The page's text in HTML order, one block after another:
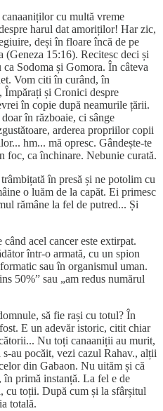
cu multă vreme
harul dat amoriților! Har zic,
deși în floare încă de pe
(Geneza 15:16). Recitesc deci și
Sodoma și Gomora. În câteva
Vom citi în curând, în
Împărați și Cronici despre
în copie după neamurile țării.
în războaie, ci sânge
arderea propriilor copii
hm... mă opresc. Gândește-te
foc, ca închinare. Nebunie curată.
în presă și ne potolim cu
o luăm de la capăt. Ei primesc
rămâne la fel de putred... Și
acel cancer este extirpat.
într-o armată, cu un spion
sau în organismul uman.
50%” sau „am redus numărul
să fie rași cu totul? În
E un adevăr istoric, citit chiar
Nu toți canaaniții au murit,
au pocăit, vezi cazul Rahav., alții
din Gabaon. Nu uităm și că
în primă instanță. La fel e de
cu toții. După cum și la sfârșitul
totală.